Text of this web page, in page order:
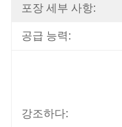
포장 세부 사항:
공급 능력:
강조하다: